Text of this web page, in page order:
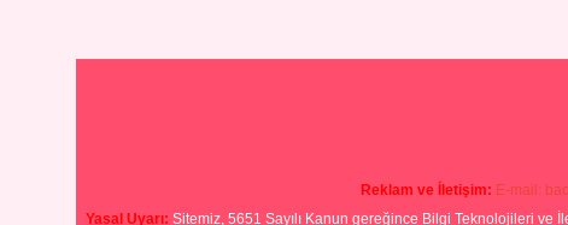
Reklam ve İletişim: E-mail:
Yasal Uyarı: Sitemiz, 5651 Sayılı Kanun gereğince Bilgi Teknolojileri ve